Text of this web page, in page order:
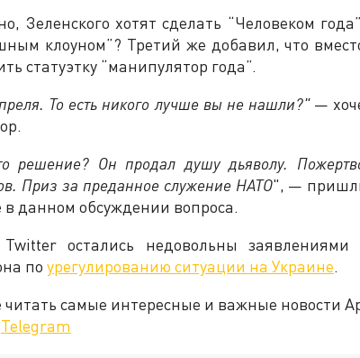
Зеленского хотят сделать “Человеком
клоуном”? Третий же добавил, что
статуэтку “манипулятор года”.
То есть никого лучше вы не нашли?"—
решение? Он продал душу дьяволу.
Приз за преданное служение НАТО", —
данном обсуждении вопроса.
остались недовольны заявлениями
по урегулированию ситуации на Украине.
самые интересные и важные новости
Telegram